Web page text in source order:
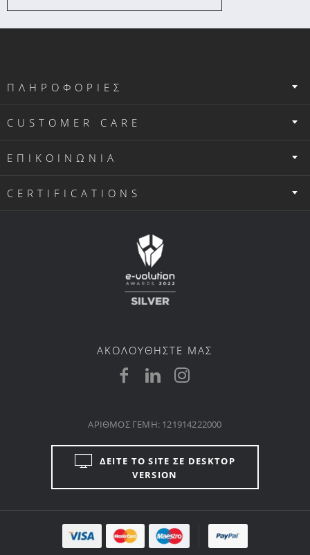
ΠΛΗΡΟΦΟΡΙΕΣ
CUSTOMER CARE
ΕΠΙΚΟΙΝΩΝΙΑ
CERTIFICATIONS
ΑΚΟΛΟΥΘΗΣΤΕ ΜΑΣ
ΔΕΙΤΕ ΤΟ SITE ΣΕ DESKTOP
VERSION
ΑΡΙΘΜΟΣ ΓΕΜΗ: 121914222000